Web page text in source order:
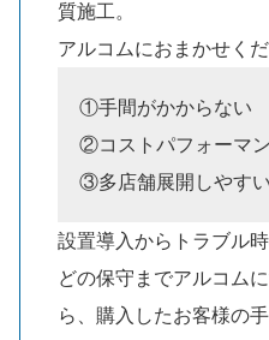
質施工。
アルコムにおまかせくだ
①手間がかからない
②コストパフォーマ
③多店舗展開しやすい
設置導入からトラブル
どの保守までアルコム
ら、購入したお客様の